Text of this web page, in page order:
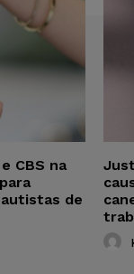
CBS na
de